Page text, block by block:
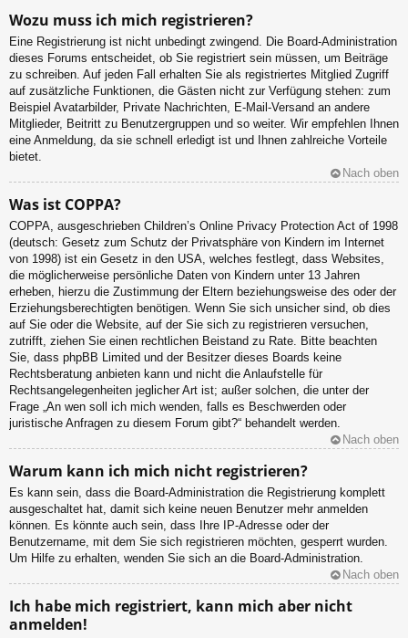
Wozu muss ich mich registrieren?
Eine Registrierung ist nicht unbedingt zwingend. Die Board-Administration
dieses Forums entscheidet, ob Sie registriert sein müssen, um Beiträge
zu schreiben. Auf jeden Fall erhalten Sie als registriertes Mitglied Zugriff
auf zusätzliche Funktionen, die Gästen nicht zur Verfügung stehen: zum
Beispiel Avatarbilder, Private Nachrichten, E-Mail-Versand an andere
Mitglieder, Beitritt zu Benutzergruppen und so weiter. Wir empfehlen Ihnen
eine Anmeldung, da sie schnell erledigt ist und Ihnen zahlreiche Vorteile
bietet.
Nach oben
Was ist COPPA?
COPPA, ausgeschrieben Children’s Online Privacy Protection Act of 1998
(deutsch: Gesetz zum Schutz der Privatsphäre von Kindern im Internet
von 1998) ist ein Gesetz in den USA, welches festlegt, dass Websites,
die möglicherweise persönliche Daten von Kindern unter 13 Jahren
erheben, hierzu die Zustimmung der Eltern beziehungsweise des oder der
Erziehungsberechtigten benötigen. Wenn Sie sich unsicher sind, ob dies
auf Sie oder die Website, auf der Sie sich zu registrieren versuchen,
zutrifft, ziehen Sie einen rechtlichen Beistand zu Rate. Bitte beachten
Sie, dass phpBB Limited und der Besitzer dieses Boards keine
Rechtsberatung anbieten kann und nicht die Anlaufstelle für
Rechtsangelegenheiten jeglicher Art ist; außer solchen, die unter der
Frage „An wen soll ich mich wenden, falls es Beschwerden oder
juristische Anfragen zu diesem Forum gibt?“ behandelt werden.
Nach oben
Warum kann ich mich nicht registrieren?
Es kann sein, dass die Board-Administration die Registrierung komplett
ausgeschaltet hat, damit sich keine neuen Benutzer mehr anmelden
können. Es könnte auch sein, dass Ihre IP-Adresse oder der
Benutzername, mit dem Sie sich registrieren möchten, gesperrt wurden.
Um Hilfe zu erhalten, wenden Sie sich an die Board-Administration.
Nach oben
Ich habe mich registriert, kann mich aber nicht
anmelden!